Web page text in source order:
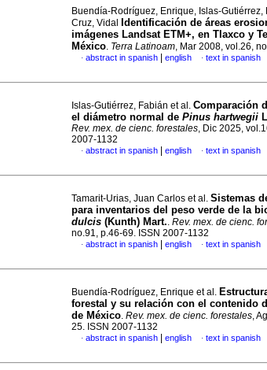
Buendía-Rodríguez, Enrique, Islas-
Cruz, Vidal
Identificación de áreas
imágenes Landsat ETM+, en Tlaxco y
México. Terra Latinoam, Mar 2008, vol.26,
· abstract in spanish english · text in spanish
Islas-Gutiérrez, Fabián et al. Comparación
el diámetro normal de Pinus hartwegii
Rev. mex. de cienc. forestales, Dic 2025,
2007-1132
· abstract in spanish english · text in spanish
Tamarit-Urias, Juan Carlos et al. Sistemas
para inventarios del peso verde de la
dulcis (Kunth) Mart.. Rev. mex. de cienc.
no.91, p.46-69. ISSN 2007-1132
· abstract in spanish english · text in spanish
Buendía-Rodríguez, Enrique et al.
forestal y su relación con el contenido
de México. Rev. mex. de cienc. forestales,
25. ISSN 2007-1132
· abstract in spanish english · text in spanish